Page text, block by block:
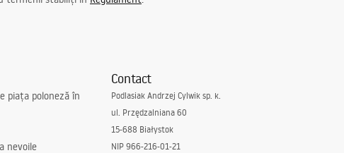
piața poloneză în
nevoile
Contact
Podlasiak Andrzej Cylwik sp. k.
ul. Przędzalniana 60
15-688 Białystok
NIP 966-216-01-21